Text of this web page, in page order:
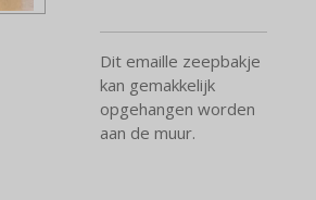
Dit emaille zeepbakje
kan gemakkelijk
opgehangen worden
aan de muur.